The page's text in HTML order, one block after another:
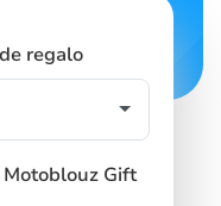
regalo
Gift